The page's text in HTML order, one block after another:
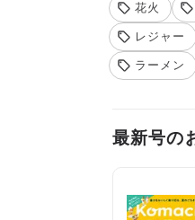
花火
レジャー
ラーメン
最新号の